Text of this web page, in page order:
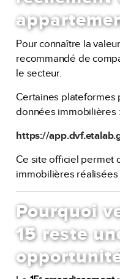
Pour connaître la
recommandé de
le secteur.
Certaines plateformes
données immobilières :
https://
Ce site officiel permet
immobilières réalisées
Pourquoi
15 reste